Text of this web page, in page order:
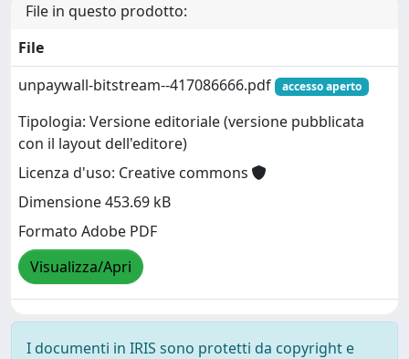
File in questo prodotto:
File
unpaywall-bitstream--417086666.pdf
accesso aperto
Tipologia: Versione editoriale (versione pubblicata
con il layout dell'editore)
Licenza d'uso: Creative commons
Dimensione 453.69 kB
Formato Adobe PDF
Visualizza/Apri
I documenti in IRIS sono protetti da copyright e